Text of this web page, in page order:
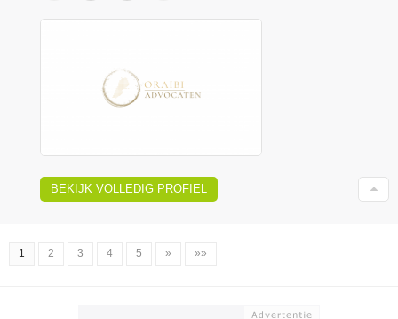
BEKIJK VOLLEDIG PROFIEL
1 2 3 4 5 » »»